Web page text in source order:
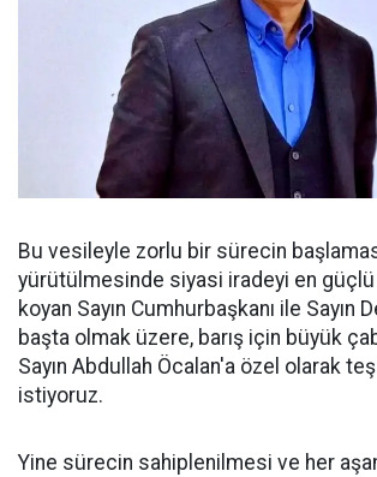
Bu vesileyle zorlu bir sürecin
yürütülmesinde siyasi iradeyi en
koyan Sayın Cumhurbaşkanı ile Sayın
başta olmak üzere, barış için büyük
Sayın Abdullah Öcalan'a özel olarak
istiyoruz.
Yine sürecin sahiplenilmesi ve her